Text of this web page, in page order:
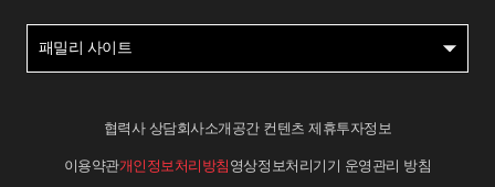
패밀리 사이트
협력사 상담회사소개 공간 컨텐츠 제휴투자정보
이용약관개인정보처리방침 영상정보처리기기 운영관리 방침